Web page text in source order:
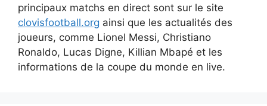
principaux matchs en direct sont sur le site
clovisfootball.org ainsi que les actualités des
joueurs, comme Lionel Messi, Christiano
Ronaldo, Lucas Digne, Killian Mbapé et les
informations de la coupe du monde en live.